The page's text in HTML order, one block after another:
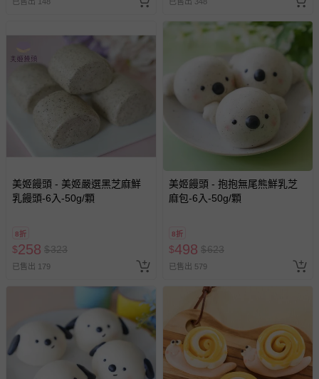
美姬饅頭 - 美姬嚴選黑芝麻鮮
乳饅頭-6入-50g/顆
8折
$258 $323
已售出 179
美姬饅頭 - 抱抱無尾熊鮮乳芝
麻包-6入-50g/顆
8折
$498 $623
已售出 579